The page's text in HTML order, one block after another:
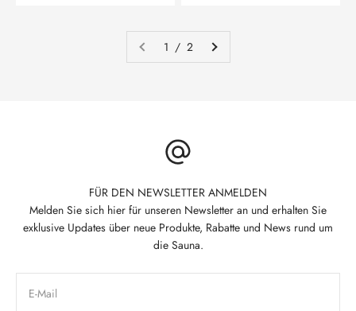
1 / 2
FÜR DEN NEWSLETTER ANMELDEN
Melden Sie sich hier für unseren Newsletter an und erhalten Sie
exklusive Updates über neue Produkte, Rabatte und News rund um
die Sauna.
E-Mail